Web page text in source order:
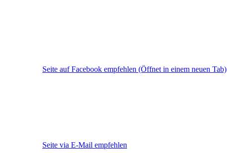
Seite auf Facebook empfehlen (Öffnet in einem neuen Tab)
Seite via E-Mail empfehlen